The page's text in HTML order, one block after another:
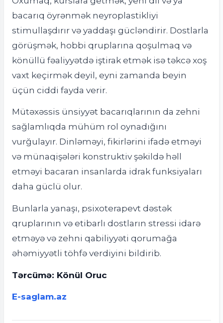
bacarıq öyrənmək neyroplastikliyi
stimullaşdırır və yaddaşı gücləndirir. Dostlarla
görüşmək, hobbi qruplarına qoşulmaq və
könüllü fəaliyyətdə iştirak etmək isə təkcə xoş
vaxt keçirmək deyil, eyni zamanda beyin
üçün ciddi fayda verir.
Mütəxəssis ünsiyyət bacarıqlarının da zehni
sağlamlıqda mühüm rol oynadığını
vurğulayır. Dinləməyi, fikirlərini ifadə etməyi
və münaqişələri konstruktiv şəkildə həll
etməyi bacaran insanlarda idrak funksiyaları
daha güclü olur.
Bunlarla yanaşı, psixoterapevt dəstək
qruplarının və etibarlı dostların stressi idarə
etməyə və zehni qabiliyyəti qorumağa
əhəmiyyətli töhfə verdiyini bildirib.
Tərcümə: Könül Oruc
E-saglam.az